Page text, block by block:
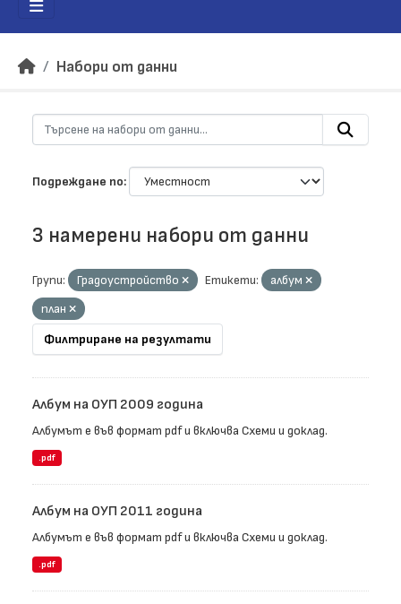
Набори от данни
Подреждане по
3 намерени набори от данни
Групи: Градоустройство Етикети:
албум
план
Филтриране на резултати
Албум на ОУП 2009 година
Албумът е във формат pdf и включва Схеми и доклад.
.pdf
Албум на ОУП 2011 година
Албумът е във формат pdf и включва Схеми и доклад.
.pdf